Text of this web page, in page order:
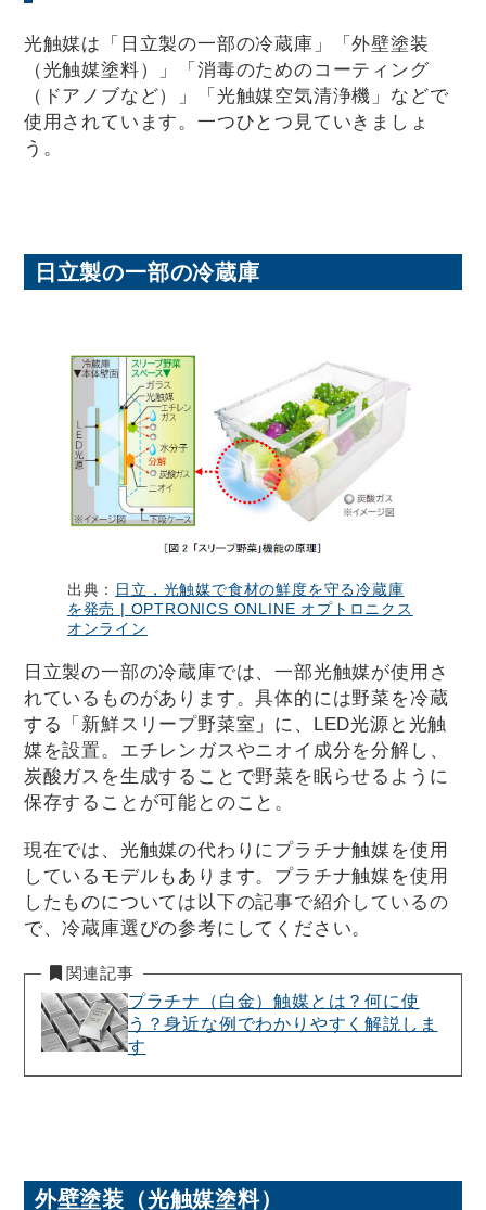
光触媒は「日立製の一部の冷蔵庫」「外壁塗装
（光触媒塗料）」「消毒のためのコーティング
（ドアノブなど）」「光触媒空気清浄機」などで
使用されています。一つひとつ見ていきましょ
う。
日立製の一部の冷蔵庫
出典： 日立，光触媒で食材の鮮度を守る冷蔵庫
を発売 | OPTRONICS ONLINE オプトロニクス
オンライン
日立製の一部の冷蔵庫では、一部光触媒が使用さ
れているものがあります。具体的には野菜を冷蔵
する「新鮮スリープ野菜室」に、LED光源と光触
媒を設置。エチレンガスやニオイ成分を分解し、
炭酸ガスを生成することで野菜を眠らせるように
保存することが可能とのこと。
現在では、光触媒の代わりにプラチナ触媒を使用
しているモデルもあります。プラチナ触媒を使用
したものについては以下の記事で紹介しているの
で、冷蔵庫選びの参考にしてください。
関連記事
プラチナ（白金）触媒とは？何に使
う？身近な例でわかりやすく解説しま
す
外壁塗装（光触媒塗料）